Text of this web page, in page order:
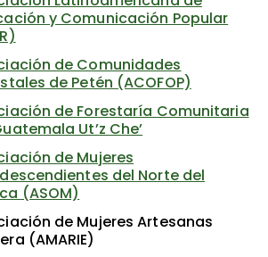
y Comunicación Popular
de Comunidades
de Petén (ACOFOP)
de Forestaría Comunitaria
Ut’z Che’
de Mujeres
del Norte del
(ASOM)
de Mujeres Artesanas
(AMARIE)